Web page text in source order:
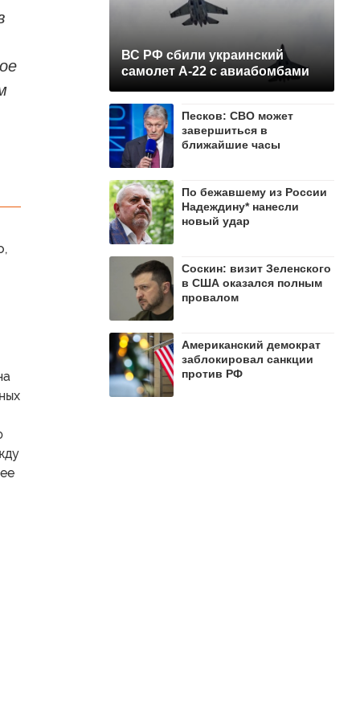
ВС РФ сбили украинский
самолет А-22 с авиабомбами
Песков: СВО может
завершиться в
ближайшие часы
По бежавшему из России
Надеждину* нанесли
новый удар
Соскин: визит Зеленского
в США оказался полным
провалом
Американский демократ
заблокировал санкции
против РФ